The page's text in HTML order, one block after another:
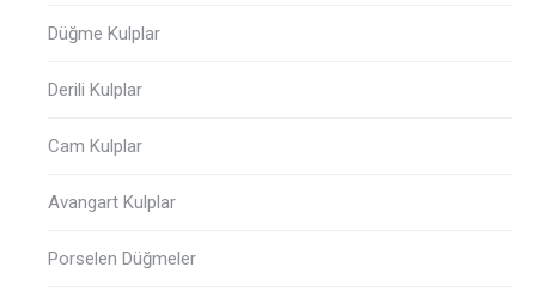
Düğme Kulplar
Derili Kulplar
Cam Kulplar
Avangart Kulplar
Porselen Düğmeler